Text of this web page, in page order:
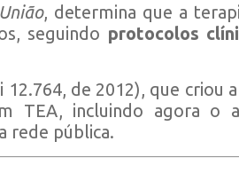
, determina que a
seguindo protocolos
12.764, de 2012), que criou
TEA, incluindo agora o
rede pública.